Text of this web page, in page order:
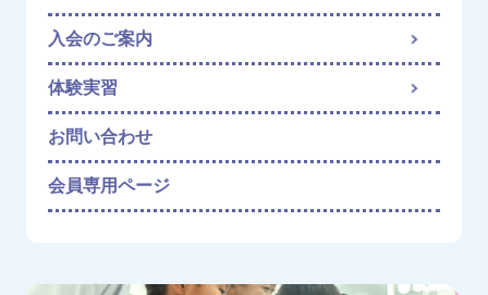
入会のご案内
体験実習
お問い合わせ
会員専用ページ